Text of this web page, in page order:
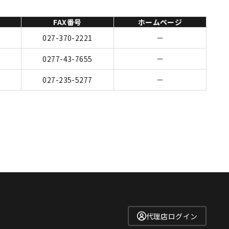
FAX番号
ホームページ
027-370-2221
－
0277-43-7655 －
027-235-5277 －
代理店ログイン